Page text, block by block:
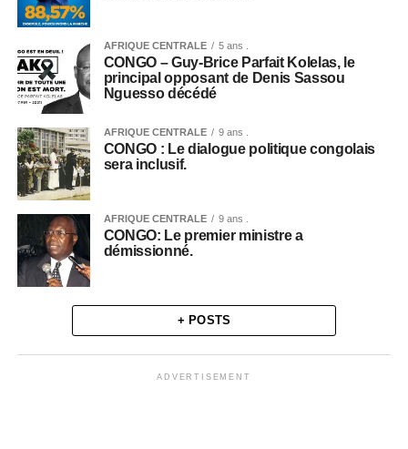
AFRIQUE CENTRALE 5 ans .
CONGO – Guy-Brice Parfait Kolelas, le
principal opposant de Denis Sassou
Nguesso décédé
AFRIQUE CENTRALE 9 ans .
CONGO : Le dialogue politique congolais
sera inclusif.
AFRIQUE CENTRALE 9 ans .
CONGO: Le premier ministre a
démissionné.
+ POSTS
ADVERTISEMENT